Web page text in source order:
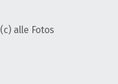
alle Fotos